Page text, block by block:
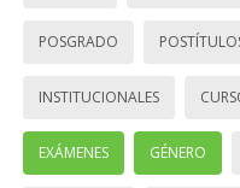
POSGRADO
INSTITUCIONALES
EXÁMENES GÉNERO